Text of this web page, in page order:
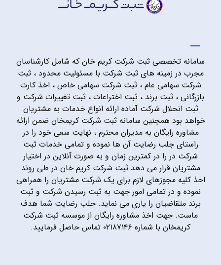
سامانه تخصصی ثبت شرکت کریم خان که شامل کارشناسان
مجرب در زمینه های ثبت شرکت با مسئولیت محدود ، ثبت
شرکت سهامی عام ، ثبت شرکت سهامی خاص ، اخذ کارت
بازرگانی ، ثبت برند ، ثبت اختراعات ، ثبت تغییرات شرکت و
ثبت انحلال شرکت آماده ارائه انواع خدمات به مشتریان
خواهد بود همچنین سامانه ثبت شرکت کریمخان ضمن ارائه
مشاوره رایگان به مدیران محترم ، نهایت سعی خود را در
راستای جلب رضایت آن ها نموده و تمامی خدمات ثبت
شرکت در را در کمترین زمان و به صورت آنلاین در اختیار
مشتریان قرار می دهد.ثبت شرکت کریم خان در طی روند
اخذ کلیه مجوزهای لازم برای یک شرکت مشتریان را همراهی
نموده و در تمامی امور جهت به ثبت رسیدن شرکت و ثبت
برند متقاضیان را یاری می نماید. جلب رضایت شما هدف
ماست. جهت اخذ مشاوره رایگان از موسسه ثبت شرکت
کریمخان با شماره ۰۲۱۸۷۱۴۶ تماس حاصل فرمایید.